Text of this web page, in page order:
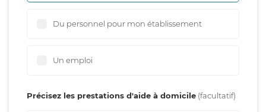
Du personnel pour mon établissement
Un emploi
Précisez les prestations d'aide à domicile